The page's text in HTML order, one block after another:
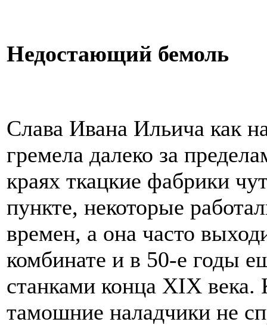
Недостающий бемоль
Слава Ивана Ильича как
гремела далеко за
краях ткацкие фабрики
пункте, некоторые
времен, а она часто
комбинате и в 50-е годы
станками конца XIX века.
тамошние наладчики не